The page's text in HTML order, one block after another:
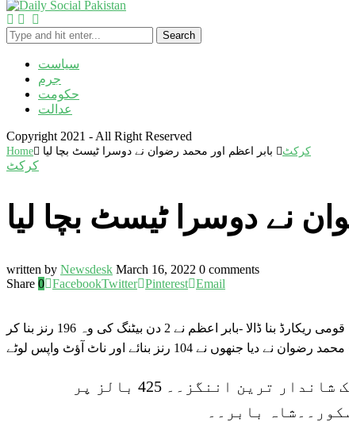
Search
سیاست
جرم
حکومت
عدالت
Copyright 2021 - All Right Reserved
Home کرکٹ بابر اعظم اور محمد رضوان نے دوسرا ٹیسٹ بچا لیا
کرکٹ
نے دوسرا ٹیسٹ بچا لیا
written by Newsdesk March 16, 2022 0 comments
Share 0 FacebookTwitter Pinterest Email
پاکستان کی ٹیم نے آسٹریلیا کے خلاف دوسرے ٹیسٹ میں 2 دن سے زائید بیٹنگ کرکے نیا قومی ریکارڈ بنا ڈالا -بابر اعظم نے 2 دن بیٹنگ کی وہ 196 رنز بنا کر
جنھوں نے 104 رنز بنائے اور ناٹ آؤٹ واپس لوٹے
بابر اعظم سلام ہے آپ کو۔۔ ٹیسٹ کرکٹ کی تاریخ کی ایک شاندار ترین اننگز۔۔ 425 بالز پر